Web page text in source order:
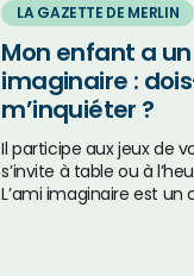
LA GAZETTE DE MERLIN
Mon enfant a
imaginaire :
m’inquiéter ?
Il participe aux jeux de
s’invite à table ou à
L’ami imaginaire est